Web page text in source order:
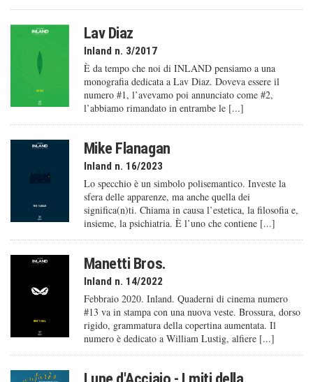
Lav Diaz
Inland n. 3/2017
È da tempo che noi di INLAND pensiamo a una
monografia dedicata a Lav Diaz. Doveva essere il
numero #1, l’avevamo poi annunciato come #2,
l’abbiamo rimandato in entrambe le [...]
Mike Flanagan
Inland n. 16/2023
Lo specchio è un simbolo polisemantico. Investe la
sfera delle apparenze, ma anche quella dei
significa(n)ti. Chiama in causa l’estetica, la filosofia e,
insieme, la psichiatria. È l’uno che contiene [...]
Manetti Bros.
Inland n. 14/2022
Febbraio 2020. Inland. Quaderni di cinema numero
#13 va in stampa con una nuova veste. Brossura, dorso
rigido, grammatura della copertina aumentata. Il
numero è dedicato a William Lustig, alfiere [...]
Lune d'Acciaio - I miti della